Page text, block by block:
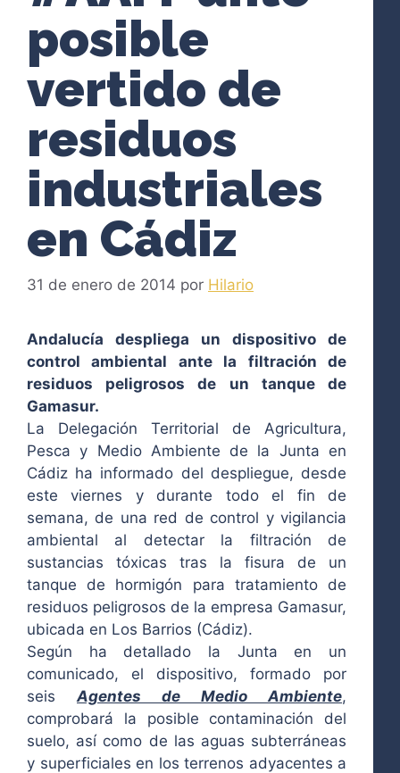
posible
vertido de
residuos
industriales
en Cádiz
31 de enero de 2014 por Hilario
Andalucía despliega un dispositivo de
control ambiental ante la filtración de
residuos peligrosos de un tanque de
Gamasur.
La Delegación Territorial de Agricultura,
Pesca y Medio Ambiente de la Junta en
Cádiz ha informado del despliegue, desde
este viernes y durante todo el fin de
semana, de una red de control y vigilancia
ambiental al detectar la filtración de
sustancias tóxicas tras la fisura de un
tanque de hormigón para tratamiento de
residuos peligrosos de la empresa Gamasur,
ubicada en Los Barrios (Cádiz).
Según ha detallado la Junta en un
comunicado, el dispositivo, formado por
seis Agentes de Medio Ambiente,
comprobará la posible contaminación del
suelo, así como de las aguas subterráneas
y superficiales en los terrenos adyacentes a